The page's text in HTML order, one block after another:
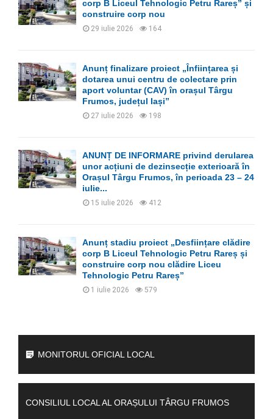
corp B Liceul Tehnologic Petru Rareș” și
construire corp nou
29 iulie 2026 164
Anunț finalizare proiect „Înființarea și
dotarea unui centru de colectare prin
aport voluntar (CAV) în orașul Târgu
Frumos, județul Iași”
27 iulie 2026 198
ANUNȚ DE INFORMARE privind derularea
unor acțiuni de dezinsecție exterioară în
Orașul Târgu Frumos, în perioada 23 – 24
iulie...
15 iulie 2026 412
Anunț stadiu proiect „Desființare clădire
corp B Liceul Tehnologic Petru Rareș și
construire corp nou clădire Liceu
Tehnologic Petru Rareș”
1 iulie 2026 579
MONITORUL OFICIAL LOCAL
CONSILIUL LOCAL AL ORAȘULUI TÂRGU FRUMOS